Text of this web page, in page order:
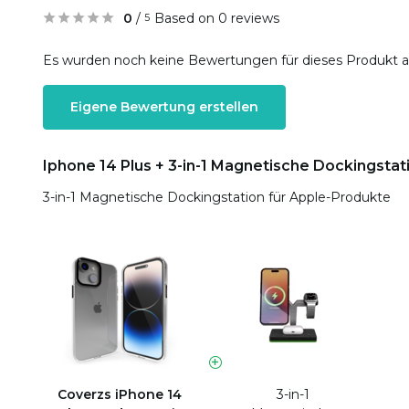
0 / 5 Based on 0 reviews
Es wurden noch keine Bewertungen für dieses Produkt
Eigene Bewertung erstellen
Iphone 14 Plus + 3-in-1 Magnetische
3-in-1 Magnetische Dockingstation für Apple-Produkte
Coverzs iPhone 14
3-in-1